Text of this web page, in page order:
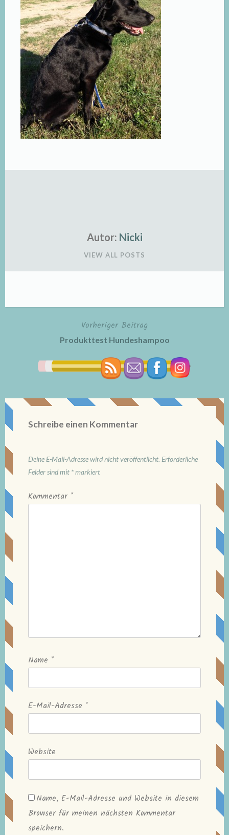
Autor: Nicki
VIEW ALL POSTS
BeitragsnavigationVorheriger Beitrag
Produkttest Hundeshampoo
Schreibe einen Kommentar
Deine E-Mail-Adresse wird nicht veröffentlicht. Erforderliche
Felder sind mit *markiert
Kommentar *
Name *
E-Mail-Adresse *
Website
Name, E-Mail-Adresse und Website in diesem
Browser für meinen nächsten Kommentar
speichern.